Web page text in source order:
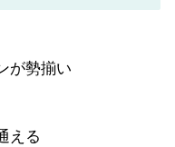
が勢揃い
える